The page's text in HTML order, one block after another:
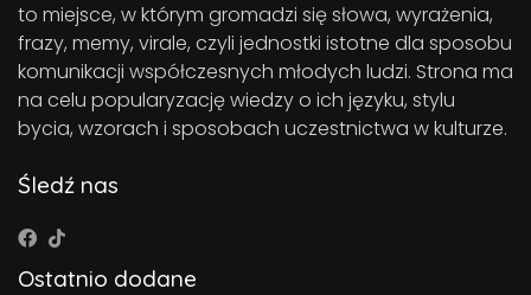
to miejsce, w którym gromadzi się słowa, wyrażenia,
frazy, memy, virale, czyli jednostki istotne dla sposobu
komunikacji współczesnych młodych ludzi. Strona ma
na celu popularyzację wiedzy o ich języku, stylu
bycia, wzorach i sposobach uczestnictwa w kulturze.
Śledź nas
Ostatnio dodane